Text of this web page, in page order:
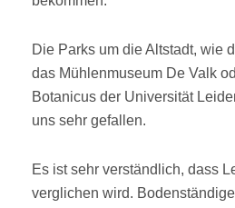
Die Parks um die Altstadt, wie
das Mühlenmuseum De Valk
Botanicus der Universität
uns sehr gefallen.
Es ist sehr verständlich, dass
verglichen wird.